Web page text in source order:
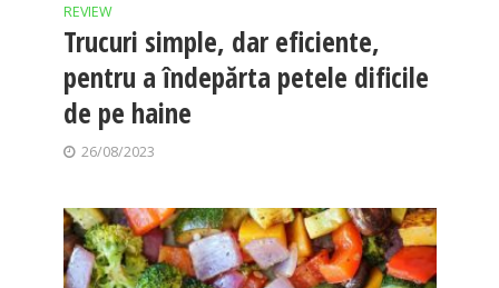
REVIEW
Trucuri simple, dar eficiente,
pentru a îndepărta petele dificile
de pe haine
26/08/2023